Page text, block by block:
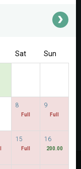
Sat Sun
8
Full
9
Full
15
Full
16
200.00